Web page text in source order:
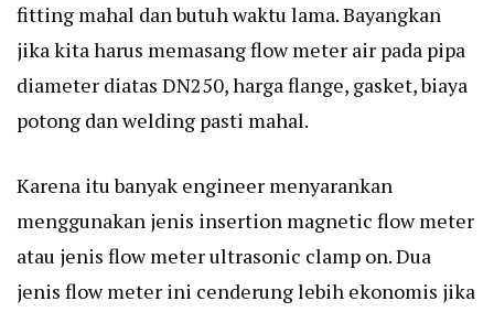
fitting mahal dan butuh waktu lama. Bayangkan
jika kita harus memasang flow meter air pada pipa
diameter diatas DN250, harga flange, gasket, biaya
potong dan welding pasti mahal.
Karena itu banyak engineer menyarankan
menggunakan jenis insertion magnetic flow meter
atau jenis flow meter ultrasonic clamp on. Dua
jenis flow meter ini cenderung lebih ekonomis jika